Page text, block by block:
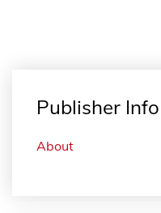
Publisher Info
About